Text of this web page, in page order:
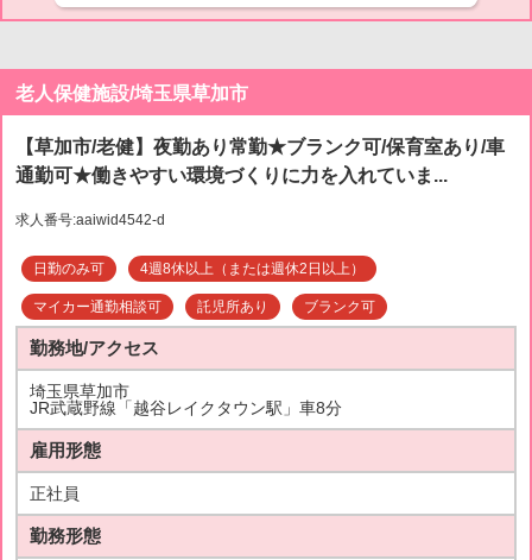
老人保健施設/埼玉県草加市
【草加市/老健】夜勤あり常勤★ブランク可/保育室あり/車
通勤可★働きやすい環境づくりに力を入れていま...
求人番号:aaiwid4542-d
日勤のみ可 4週8休以上（または週休2日以上）
マイカー通勤相談可 託児所あり ブランク可
勤務地/アクセス
埼玉県草加市
JR武蔵野線「越谷レイクタウン駅」車8分
雇用形態
正社員
勤務形態